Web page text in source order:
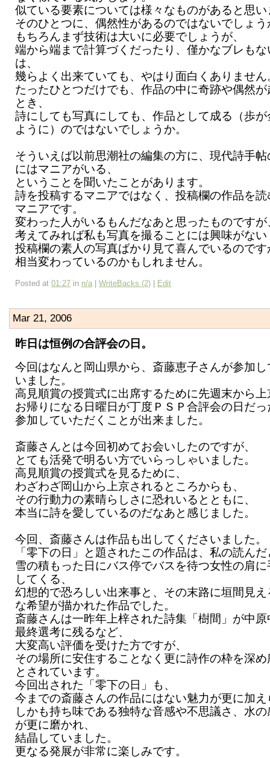
似ている要素については様々なものがあると思
そのひとつに、偶然性があるのではないでしょう
もちろんまず技術は大いに必要でしょうが、
端から端まで計算づくだったり、僅かなブレも
は、
幾らよく出来ていても、やはり面白くありません
たったひとつだけでも、作品の中に奇跡や偶然
とき、
詩にしても写真にしても、作品として成る（歩
ように）のではないでしょうか。
そういえば以前思潮社の編集の方に、現代詩手
にはマニアがいる、
ということを聞いたことがあります。
詩を投稿するマニアではなく、投稿欄の作品を
マニアです。
変わった人がいるもんだなあと思ったものですが
考えてみれば私も写真を撮ることには興味がな
投稿欄の素人の写真ばかり見て喜んでいるのです
相当変わっているのかもしれません。
Posted at 01:27 in n/a WriteBacks (2) Edit
Mar 21, 2006
昨日は恒例の合評会の日。
今回はなんと岡山県から、斎藤恵子さんが参加
いました。
高見順賞の授賞式に出席するために先週末から
お帰りになる日曜日が丁度ＰＳＰ合評会の日だ
参加していただくことが出来ました。
斎藤さんとは今回初めてお会いしたのですが、
とても活発で明るい方でいらっしゃいました。
高見順賞の授賞式を見るために、
わざわざ岡山から上京されるところからも、
その行動力の素晴らしさに恐れいるとともに、
本当に詩を愛しているのだなあと感じました。
今回、斎藤さんは作品も出してくださいました。
「零下の日」と題されたこの作品は、私の読ん
雪の積もった日にバス停でバスを待つ女性の肩
してくる、
幻想的で恐ろしい出来事と、その末路に垣間見
な希望が描かれた作品でした。
斎藤さんは一昨年上梓された詩集「樹間」が中
最終選考に残るなど、
大変高い評価を受けた方ですが、
その場所に安住することなく更に詩作の枠を深
とされています。
今回出された「零下の日」も、
今までの斎藤さんの作品にはない魅力が更に加え
しかも持ち味である独特な音感や不思議さ、水
が更に磨かれ、
結晶していました。
更なる発展が非常に楽しみです。